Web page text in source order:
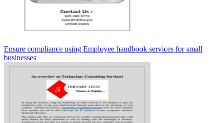
Ensure compliance using Employee handbook services for small
businesses